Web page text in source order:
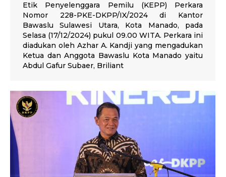
Etik Penyelenggara Pemilu (KEPP) Perkara
Nomor 228-PKE-DKPP/IX/2024 di Kantor
Bawaslu Sulawesi Utara, Kota Manado, pada
Selasa (17/12/2024) pukul 09.00 WITA. Perkara ini
diadukan oleh Azhar A. Kandji yang mengadukan
Ketua dan Anggota Bawaslu Kota Manado yaitu
Abdul Gafur Subaer, Briliant